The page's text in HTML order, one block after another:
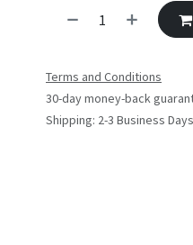
Terms and Conditions
30-day money-back
Shipping: 2-3 Business Days